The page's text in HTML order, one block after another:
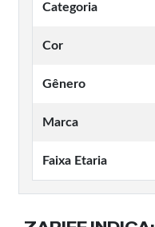
Categoria
Cor
Gênero
Marca
Faixa Etaria